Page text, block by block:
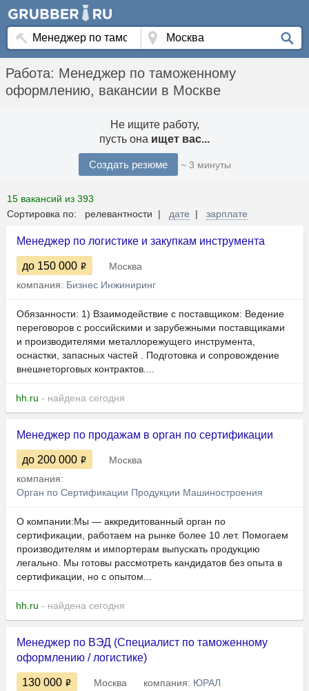
Работа: Менеджер по таможенному
оформлению, вакансии в Москве
Не ищите работу,
пусть она ищет вас...
Создать резюме ~ 3 минуты
15 вакансий из 393
Сортировка по: релевантности | дате | зарплате
Менеджер по логистике и закупкам инструмента
до 150 000
Москва
компания: Бизнес Инжиниринг
Обязанности: 1) Взаимодействие с поставщиком: Ведение
переговоров с российскими и зарубежными поставщиками
и производителями металлорежущего инструмента,
оснастки, запасных частей . Подготовка и сопровождение
внешнеторговых контрактов....
hh.ru - найдена сегодня
Менеджер по продажам в орган по сертификации
до 200 000
Москва
компания:
Орган по Сертификации Продукции Машиностроения
О компании:Мы — аккредитованный орган по
сертификации, работаем на рынке более 10 лет. Помогаем
производителям и импортерам выпускать продукцию
легально.​​​​​​​ ​​​​​​​Мы готовы рассмотреть кандидатов без опыта в
сертификации, но с опытом...
hh.ru - найдена сегодня
Менеджер по ВЭД (Специалист по таможенному
оформлению / логистике)
130 000 Москва компания: ЮРАЛ